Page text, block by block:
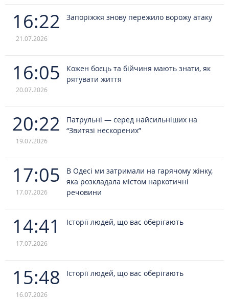
16:22
21.07.2026
Запоріжжя знову пережило ворожу атаку
16:05
20.07.2026
Кожен боєць та бійчиня мають знати, як
рятувати життя
20:22
19.07.2026
Патрульні — серед найсильніших на
“Звитязі нескорених”
17:05
17.07.2026
В Одесі ми затримали на гарячому жінку,
яка розкладала містом наркотичні
речовини
14:41
17.07.2026
Історії людей, що вас оберігають
15:48
16.07.2026
Історії людей, що вас оберігають